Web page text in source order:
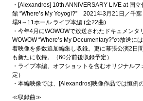
・[Alexandros] 10th ANNIVERSARY LIVE at 国
館 “Where’s My Yoyogi?” 2021年3月21日／千
場9～11ホール ライブ本編 (全22曲)
・今年4月にWOWOWで放送されたドキュメン
WOWOW “Where’s My Documentary?”の放送に
着映像を多数追加編集し収録。更に幕張公演2日
も新たに収録。（60分前後収録予定）
・ライブ本編、オフショットを含むオリジナル
定）
・本編映像では、[Alexandros]映像作品では恒例
≪収録曲≫